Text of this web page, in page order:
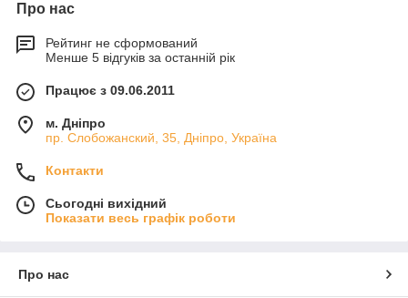
Про нас
Рейтинг не сформований
Менше 5 відгуків за останній рік
Працює з 09.06.2011
м. Дніпро
пр. Слобожанский, 35, Дніпро, Україна
Контакти
Сьогодні вихідний
Показати весь графік роботи
Про нас